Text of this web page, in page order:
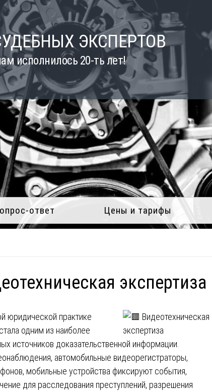
ЭКСПЕРТОВ
исполнилось 20-ть лет!
ответ Цены и тарифы
экспертиза
юридической практике
одним из наиболее
источников доказательственной информации.
автомобильные видеорегистраторы,
мобильные устройства фиксируют события,
для расследования преступлений, разрешения